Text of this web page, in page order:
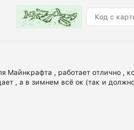
Майнкрафта , работает отлично ,
, а в зимнем всё ок (так и